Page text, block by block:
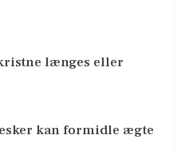
længes eller
kan formidle ægte